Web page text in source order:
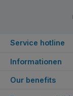
Service hotline
Informationen
Our benefits